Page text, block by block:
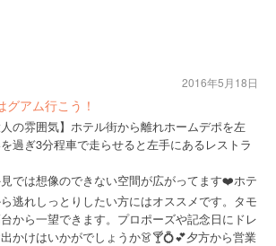
グアム行こう！
人の雰囲気】ホテル街から離れホームデポを左
過ぎ3分程車で走らせると左手にあるレストラ
では想像のできない空間が広がってます❤️ホテ
逃れしっとりしたい方にはオススメです。タモ
から一望できます。プロポーズや記念日にドレ
かけはいかがでしょうか👗🍸💍💕夕方から営業
2016年5月18日